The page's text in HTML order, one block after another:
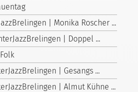
| Monika Roscher ...
| Doppel ...
| Gesangs ...
| Almut Kühne ...